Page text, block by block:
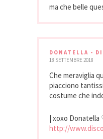
ma che belle
DONATELLA -
18 SETTEMBRE 2018
Che meraviglia
piacciono
costume che
| xoxo Donatella
http://